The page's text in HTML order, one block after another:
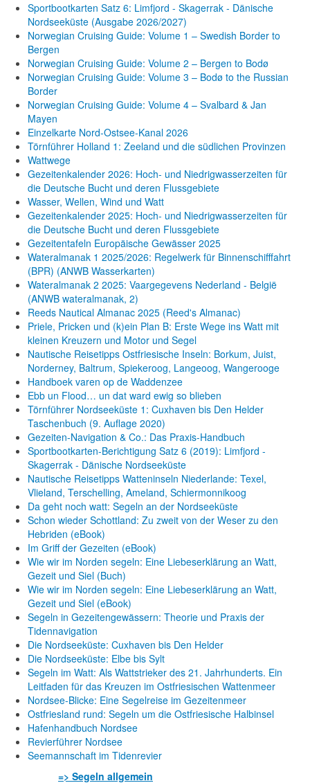
Sportbootkarten Satz 6: Limfjord - Skagerrak - Dänische
Nordseeküste (Ausgabe 2026/2027)
Norwegian Cruising Guide: Volume 1 – Swedish Border to
Bergen
Norwegian Cruising Guide: Volume 2 – Bergen to Bodø
Norwegian Cruising Guide: Volume 3 – Bodø to the Russian
Border
Norwegian Cruising Guide: Volume 4 – Svalbard & Jan
Mayen
Einzelkarte Nord-Ostsee-Kanal 2026
Törnführer Holland 1: Zeeland und die südlichen Provinzen
Wattwege
Gezeitenkalender 2026: Hoch- und Niedrigwasserzeiten für
die Deutsche Bucht und deren Flussgebiete
Wasser, Wellen, Wind und Watt
Gezeitenkalender 2025: Hoch- und Niedrigwasserzeiten für
die Deutsche Bucht und deren Flussgebiete
Gezeitentafeln Europäische Gewässer 2025
Wateralmanak 1 2025/2026: Regelwerk für Binnenschifffahrt
(BPR) (ANWB Wasserkarten)
Wateralmanak 2 2025: Vaargegevens Nederland - België
(ANWB wateralmanak, 2)
Reeds Nautical Almanac 2025 (Reed's Almanac)
Priele, Pricken und (k)ein Plan B: Erste Wege ins Watt mit
kleinen Kreuzern und Motor und Segel
Nautische Reisetipps Ostfriesische Inseln: Borkum, Juist,
Norderney, Baltrum, Spiekeroog, Langeoog, Wangerooge
Handboek varen op de Waddenzee
Ebb un Flood… un dat ward ewig so blieben
Törnführer Nordseeküste 1: Cuxhaven bis Den Helder
Taschenbuch (9. Auflage 2020)
Gezeiten-Navigation & Co.: Das Praxis-Handbuch
Sportbootkarten-Berichtigung Satz 6 (2019): Limfjord -
Skagerrak - Dänische Nordseeküste
Nautische Reisetipps Watteninseln Niederlande: Texel,
Vlieland, Terschelling, Ameland, Schiermonnikoog
Da geht noch watt: Segeln an der Nordseeküste
Schon wieder Schottland: Zu zweit von der Weser zu den
Hebriden (eBook)
Im Griff der Gezeiten (eBook)
Wie wir im Norden segeln: Eine Liebeserklärung an Watt,
Gezeit und Siel (Buch)
Wie wir im Norden segeln: Eine Liebeserklärung an Watt,
Gezeit und Siel (eBook)
Segeln in Gezeitengewässern: Theorie und Praxis der
Tidennavigation
Die Nordseeküste: Cuxhaven bis Den Helder
Die Nordseeküste: Elbe bis Sylt
Segeln im Watt: Als Wattstrieker des 21. Jahrhunderts. Ein
Leitfaden für das Kreuzen im Ostfriesischen Wattenmeer
Nordsee-Blicke: Eine Segelreise im Gezeitenmeer
Ostfriesland rund: Segeln um die Ostfriesische Halbinsel
Hafenhandbuch Nordsee
Revierführer Nordsee
Seemannschaft im Tidenrevier
=> Segeln allgemein